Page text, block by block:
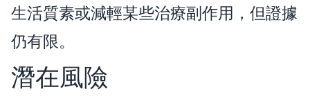
生活質素或減輕某些治療副作用，但證據
仍有限。
潛在風險